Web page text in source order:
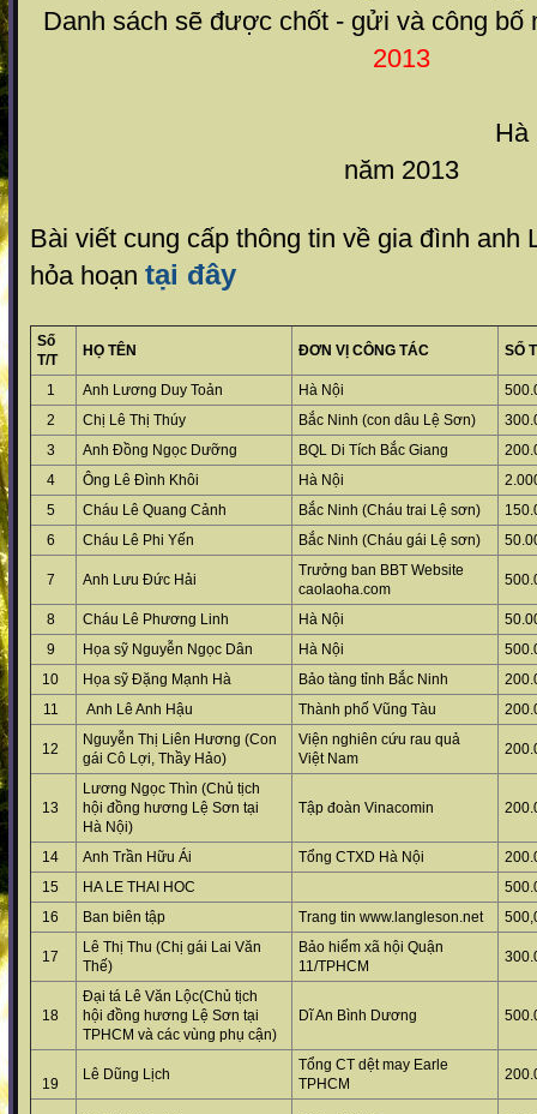
Danh sách sẽ được chốt - gửi và công bố
2013
Hà Nội ngày 18
năm 2013
Bài viết cung cấp thông tin về gia đình anh
hỏa hoạn tại đây
Số
T/T
HỌ TÊN ĐƠN VỊ CÔNG TÁC SỐ
1 Anh Lương Duy Toản Hà Nội
2
Chị Lê Thị Thúy Bắc Ninh (con dâu Lệ Sơn)
3
Anh Đồng Ngọc Dưỡng BQL Di Tích Bắc Giang
4
Ông Lê Đình Khôi Hà Nội
5
Cháu Lê Quang Cảnh Bắc Ninh (Cháu trai Lệ sơn)
6
Cháu Lê Phi Yến Bắc Ninh (Cháu gái Lệ sơn)
7 Anh Lưu Đức Hải
Trưởng ban BBT Website
caolaoha.com
8 Cháu Lê Phương Linh Hà Nội
9
Họa sỹ Nguyễn Ngọc Dân Hà Nội
10
Họa sỹ Đặng Mạnh Hà Bảo tàng tỉnh Bắc Ninh
11
Anh Lê Anh Hậu Thành phố Vũng Tàu
12
Nguyễn Thị Liên Hương (Con
gái Cô Lợi, Thầy Hảo)
Viện nghiên cứu rau quả
Việt Nam
13
Lương Ngọc Thìn (Chủ tịch
hội đồng hương Lệ Sơn tại
Hà Nội)
Tập đoàn Vinacomin
14 Anh Trần Hữu Ái Tổng CTXD Hà Nội
15
HA LE THAI HOC
16
Ban biên tập Trang tin www.langleson.net
17
Lê Thị Thu (Chị gái Lai Văn
Thế)
Bảo hiểm xã hội Quận
11/TPHCM
18
Đại tá Lê Văn Lộc(Chủ tịch
hội đồng hương Lệ Sơn tại
TPHCM và các vùng phụ cận)
Dĩ An Bình Dương
19
Lê Dũng Lịch
Tổng CT dệt may Earle
TPHCM